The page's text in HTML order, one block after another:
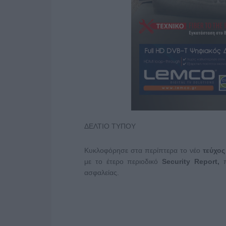
ΔΕΛΤΙΟ ΤΥΠΟΥ
Κυκλοφόρησε στα περίπτερα το νέο
με το έτερο περιοδικό Security Report,
ασφαλείας.